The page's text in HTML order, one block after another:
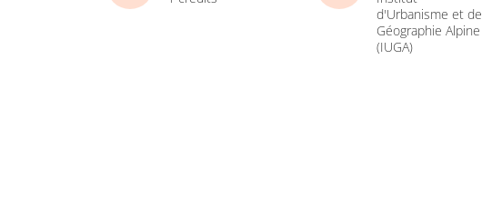
d'Urbanisme et de
Géographie Alpine
(IUGA)